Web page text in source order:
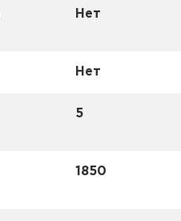
Нет
Нет
5
1850